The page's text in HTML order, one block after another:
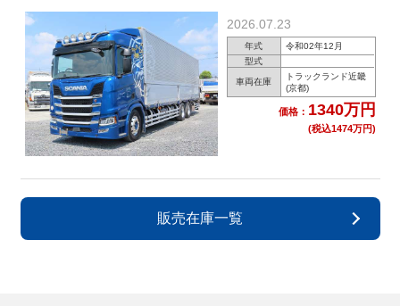
2026.07.23
年式
令和02年12月
型式
車両在庫
トラックランド近畿
(京都)
価格： 1340万円
(税込1474万円)
販売在庫一覧